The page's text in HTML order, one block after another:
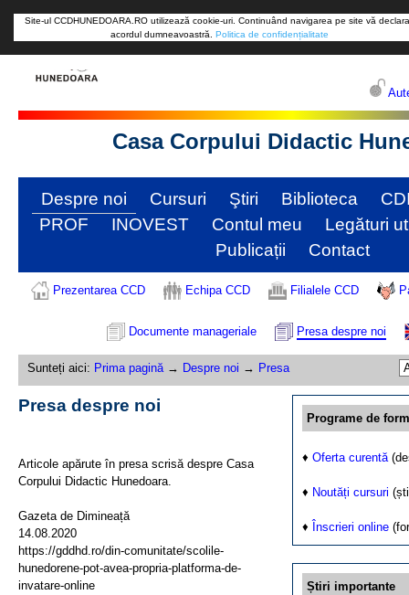
Site-ul CCDHUNEDOARA.RO utilizează cookie-uri. Continuând navigarea pe site vă
acordul dumneavoastră. Politica de confidențialitate
Casa Corpului Didactic
Despre noi Cursuri Ştiri Biblioteca
PROF
INOVEST Contul meu
Legături
Publicații
Contact
Prezentarea CCD Echipa CCD Filialele CCD
Documente manageriale Presa despre noi
Sunteți aici: Prima pagină→ Despre noi → Presa
Programe de
♦ Oferta curentă
♦ Noutăți cursuri
♦ Înscrieri online
Știri importante
Presa despre noi
Articole apărute în presa scrisă despre Casa
Corpului Didactic Hunedoara.
Gazeta de Dimineață
14.08.2020
https://gddhd.ro/din-comunitate/scolile-
hunedorene-pot-avea-propria-platforma-de-
invatare-online